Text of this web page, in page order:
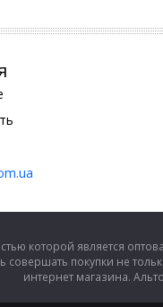
которой является
покупки не
интернет магазина.